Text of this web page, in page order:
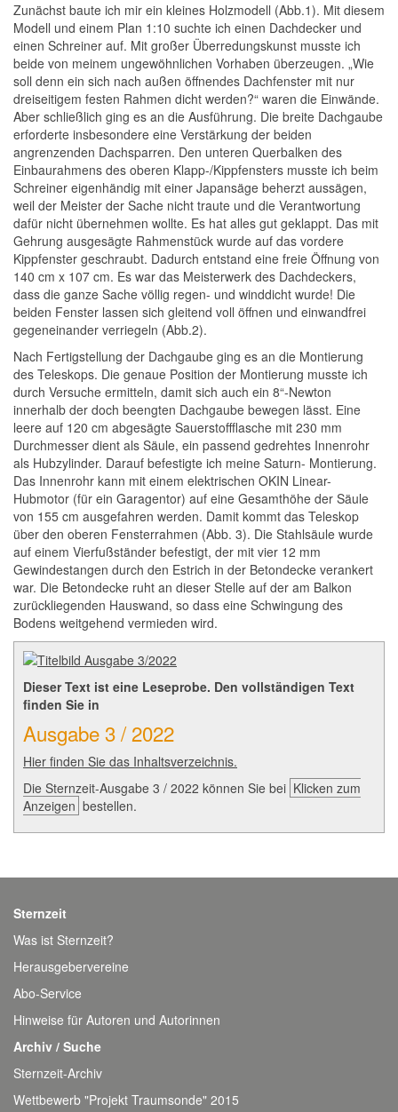
Zunächst baute ich mir ein kleines Holzmodell (Abb.1). Mit diesem
Modell und einem Plan 1:10 suchte ich einen Dachdecker und
einen Schreiner auf. Mit großer Überredungskunst musste ich
beide von meinem ungewöhnlichen Vorhaben überzeugen. „Wie
soll denn ein sich nach außen öffnendes Dachfenster mit nur
dreiseitigem festen Rahmen dicht werden?“ waren die Einwände.
Aber schließlich ging es an die Ausführung. Die breite Dachgaube
erforderte insbesondere eine Verstärkung der beiden
angrenzenden Dachsparren. Den unteren Querbalken des
Einbaurahmens des oberen Klapp-/Kippfensters musste ich beim
Schreiner eigenhändig mit einer Japansäge beherzt aussägen,
weil der Meister der Sache nicht traute und die Verantwortung
dafür nicht übernehmen wollte. Es hat alles gut geklappt. Das mit
Gehrung ausgesägte Rahmenstück wurde auf das vordere
Kippfenster geschraubt. Dadurch entstand eine freie Öffnung von
140 cm x 107 cm. Es war das Meisterwerk des Dachdeckers,
dass die ganze Sache völlig regen- und winddicht wurde! Die
beiden Fenster lassen sich gleitend voll öffnen und einwandfrei
gegeneinander verriegeln (Abb.2).
Nach Fertigstellung der Dachgaube ging es an die Montierung
des Teleskops. Die genaue Position der Montierung musste ich
durch Versuche ermitteln, damit sich auch ein 8“-Newton
innerhalb der doch beengten Dachgaube bewegen lässt. Eine
leere auf 120 cm abgesägte Sauerstoffflasche mit 230 mm
Durchmesser dient als Säule, ein passend gedrehtes Innenrohr
als Hubzylinder. Darauf befestigte ich meine Saturn- Montierung.
Das Innenrohr kann mit einem elektrischen OKIN Linear-
Hubmotor (für ein Garagentor) auf eine Gesamthöhe der Säule
von 155 cm ausgefahren werden. Damit kommt das Teleskop
über den oberen Fensterrahmen (Abb. 3). Die Stahlsäule wurde
auf einem Vierfußständer befestigt, der mit vier 12 mm
Gewindestangen durch den Estrich in der Betondecke verankert
war. Die Betondecke ruht an dieser Stelle auf der am Balkon
zurückliegenden Hauswand, so dass eine Schwingung des
Bodens weitgehend vermieden wird.
Dieser Text ist eine Leseprobe. Den vollständigen Text
finden Sie in
Ausgabe 3 / 2022
Hier finden Sie das Inhaltsverzeichnis.
Die Sternzeit-Ausgabe 3 / 2022 können Sie bei Klicken zum
Anzeigen bestellen.
Sternzeit
Was ist Sternzeit?
Herausgebervereine
Abo-Service
Hinweise für Autoren und Autorinnen
Archiv / Suche
Sternzeit-Archiv
Wettbewerb "Projekt Traumsonde" 2015